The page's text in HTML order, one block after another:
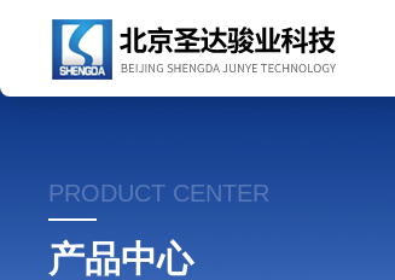
PRODUCT CENTER
产品中心